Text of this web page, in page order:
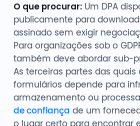
O que procurar:Um DPA
publicamente para
assinado sem exigir
Para organizações sob o
também deve abordar sub-
As terceiras partes das
formulários depende para
armazenamento ou
de confiança de um